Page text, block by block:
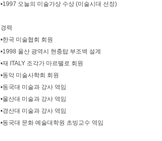
•1997 오늘의 미술가상 수상 (미술시대 선정)
경력
•한국 미술협회 회원
•1998 울산 광역시 현충탑 부조벽 설계
•재 ITALY 조각가 마르뗄로 회원
•동악 미술사학회 회원
•동국대 미술과 강사 역임
•울산대 미술과 강사 역임
•경산대 미술과 강사 역임
•동국대 문화 예술대학원 초빙교수 역임